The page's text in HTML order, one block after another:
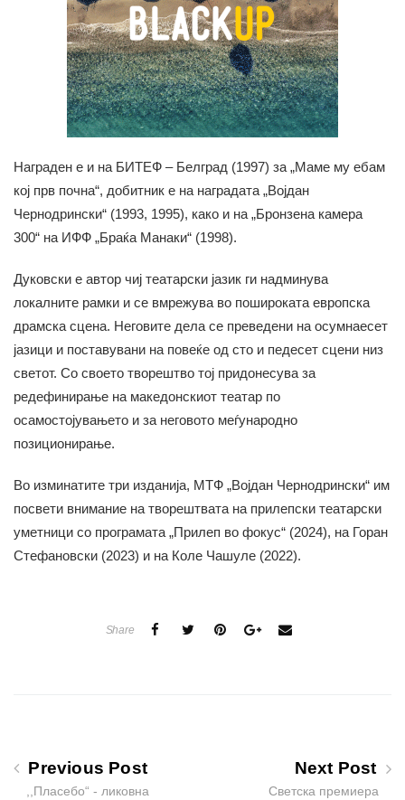
Награден е и на БИТЕФ – Белград (1997) за „Маме му ебам
кој прв почна“, добитник е на наградата „Војдан
Чернодрински“ (1993, 1995), како и на „Бронзена камера
300“ на ИФФ „Браќа Манаки“ (1998).
Дуковски е автор чиј театарски јазик ги надминува
локалните рамки и се вмрежува во пошироката европска
драмска сцена. Неговите дела се преведени на осумнаесет
јазици и поставувани на повеќе од сто и педесет сцени низ
светот. Со своето творештво тој придонесува за
редефинирање на македонскиот театар по
осамостојувањето и за неговото меѓународно
позиционирање.
Во изминатите три изданија, МТФ „Војдан Чернодрински“ им
посвети внимание на творештвата на прилепски театарски
уметници со програмата „Прилеп во фокус“ (2024), на Горан
Стефановски (2023) и на Коле Чашуле (2022).
Share
Previous Post
,,Пласебо“ - ликовна
Next Post
Светска премиера